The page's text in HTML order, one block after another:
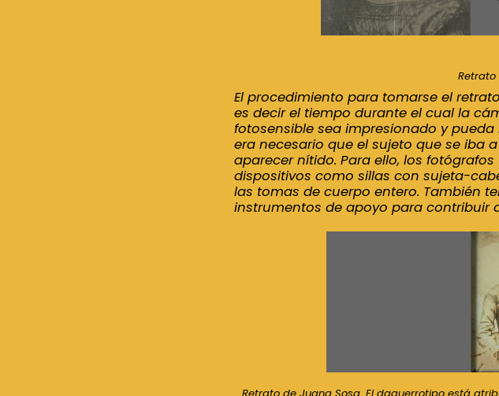
Retrato
El procedimiento para tomarse el
es decir el tiempo durante el cual la
fotosensible sea impresionado y
era necesario que el sujeto que se iba
aparecer nítido. Para ello, los
dispositivos como sillas con sujeta-
las tomas de cuerpo entero. También
instrumentos de apoyo para contribuir